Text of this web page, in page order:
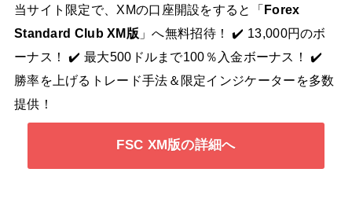
当サイト限定で、XMの口座開設をすると「 Forex
Standard Club XM版 」へ無料招待！ ✔️ 13,000円のボ
ーナス！ ✔️ 最大500ドルまで100％入金ボーナス！ ✔️
勝率を上げるトレード手法＆限定インジケーターを多数
提供！
FSC XM版の詳細へ